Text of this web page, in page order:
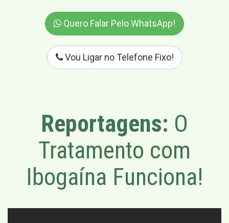
Quero Falar Pelo WhatsApp!
Vou Ligar no Telefone Fixo!
Reportagens: O
Tratamento com
Ibogaína Funciona!